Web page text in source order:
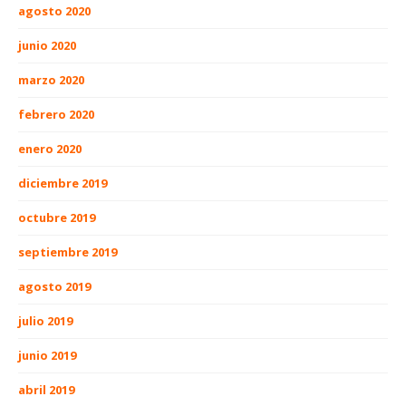
agosto 2020
junio 2020
marzo 2020
febrero 2020
enero 2020
diciembre 2019
octubre 2019
septiembre 2019
agosto 2019
julio 2019
junio 2019
abril 2019